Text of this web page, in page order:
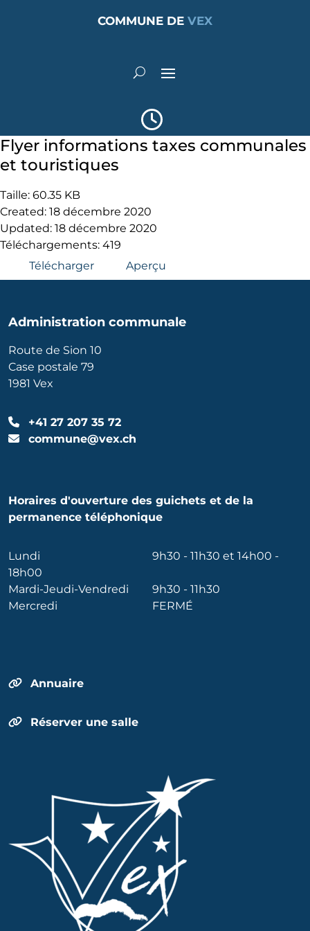
COMMUNE DE VEX
Flyer informations taxes communales
et touristiques
Taille: 60.35 KB
Created: 18 décembre 2020
Updated: 18 décembre 2020
Téléchargements: 419
Télécharger
Aperçu
Administration communale
Route de Sion 10
Case postale 79
1981 Vex
+41 27 207 35 72
commune@vex.ch
Horaires d'ouverture des guichets et de la
permanence téléphonique
Lundi
9h30 - 11h30 et 14h00 -
18h00
Mardi-Jeudi-Vendredi
9h30 - 11h30
Mercredi
FERMÉ
Annuaire
Réserver une salle